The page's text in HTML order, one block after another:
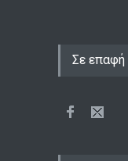
Σε επαφή